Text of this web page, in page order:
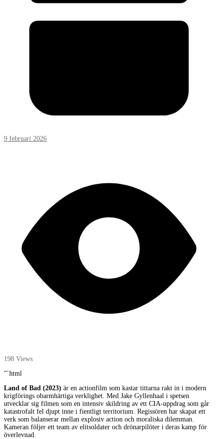
9 februari 2026
198 Views
”`html
Land of Bad (2023) är en actionfilm som kastar tittarna rakt in i modern
krigförings obarmhärtiga verklighet. Med Jake Gyllenhaal i spetsen
utvecklar sig filmen som en intensiv skildring av ett CIA-uppdrag som går
katastrofalt fel djupt inne i fientligt territorium. Regissören har skapat ett
verk som balanserar mellan explosiv action och moraliska dilemman.
Kameran följer ett team av elitsoldater och drönarpilöter i deras kamp för
överlevnad.